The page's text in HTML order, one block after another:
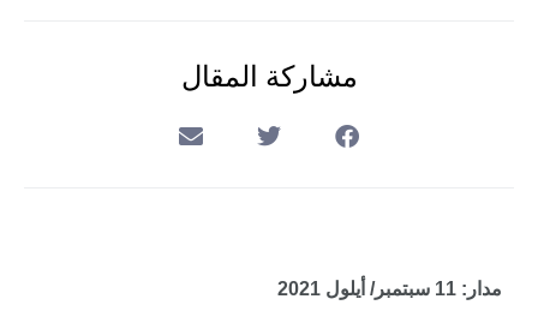
مشاركة المقال
مدار: 11 سبتمبر/ أيلول 2021